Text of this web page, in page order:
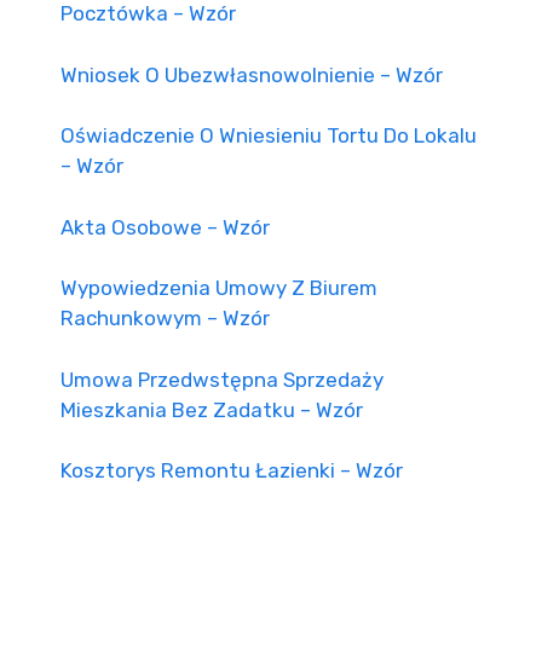
Pocztówka – Wzór
Wniosek O Ubezwłasnowolnienie – Wzór
Oświadczenie O Wniesieniu Tortu Do Lokalu
– Wzór
Akta Osobowe – Wzór
Wypowiedzenia Umowy Z Biurem
Rachunkowym – Wzór
Umowa Przedwstępna Sprzedaży
Mieszkania Bez Zadatku – Wzór
Kosztorys Remontu Łazienki – Wzór